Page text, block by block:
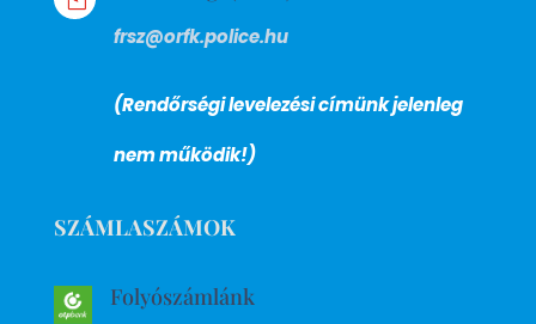
frsz@orfk.police.hu
(Rendőrségi levelezési címünk jelenleg
nem működik!)
SZÁMLASZÁMOK
Folyószámlánk